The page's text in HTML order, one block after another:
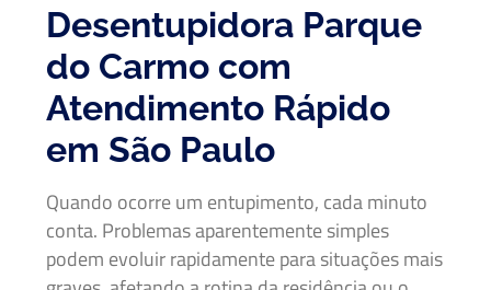
Desentupidora Parque
do Carmo com
Atendimento Rápido
em São Paulo
Quando ocorre um entupimento, cada minuto
conta. Problemas aparentemente simples
podem evoluir rapidamente para situações mais